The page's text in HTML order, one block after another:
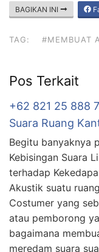
BAGIKAN INI
TAG: #MEMBUAT
Pos Terkait
+62 821 25 888
Suara Ruang
Begitu banyaknya
Kebisingan Suara
terhadap
Akustik suatu
Costumer yang
atau pemborong
bagaimana
meredam suara